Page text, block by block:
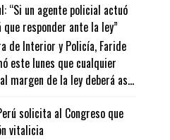
“Si un agente policial actuó
responder ante la ley”
de Interior y Policía, Faride
este lunes que cualquier
margen de la ley deberá as...
solicita al Congreso que
vitalicia